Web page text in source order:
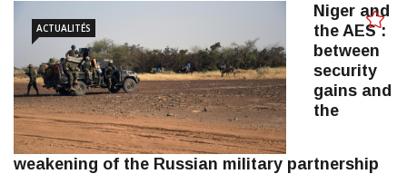
ACTUALITÉS
Niger and
the AES :
between
security
gains and
the
weakening of the Russian military partnership